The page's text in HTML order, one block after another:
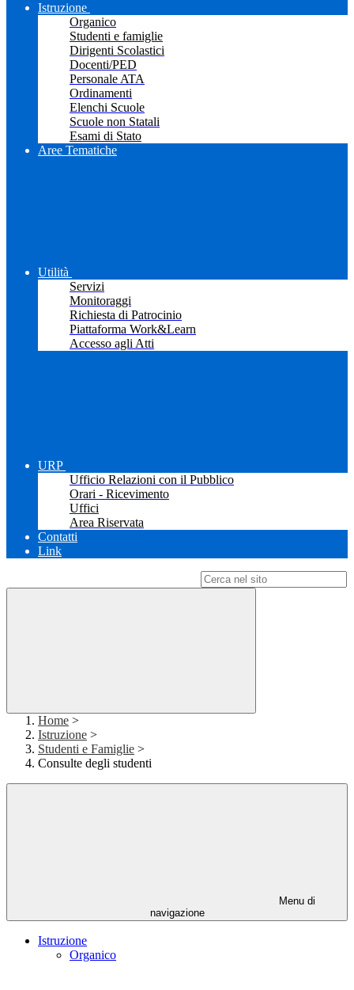
Istruzione
Organico
Studenti e famiglie
Dirigenti Scolastici
Docenti/PED
Personale ATA
Ordinamenti
Elenchi Scuole
Scuole non Statali
Esami di Stato
Aree Tematiche
Utilità
Servizi
Monitoraggi
Richiesta di Patrocinio
Piattaforma Work&Learn
Accesso agli Atti
URP
Ufficio Relazioni con il Pubblico
Orari - Ricevimento
Uffici
Area Riservata
Contatti
Link
Home >
Istruzione >
Studenti e Famiglie >
Consulte degli studenti
Menu di
navigazione
Istruzione
Organico